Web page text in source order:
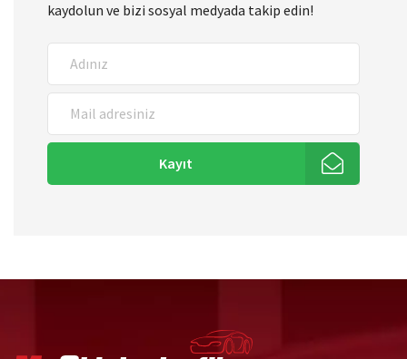
kaydolun ve bizi sosyal medyada takip edin!
Kayıt